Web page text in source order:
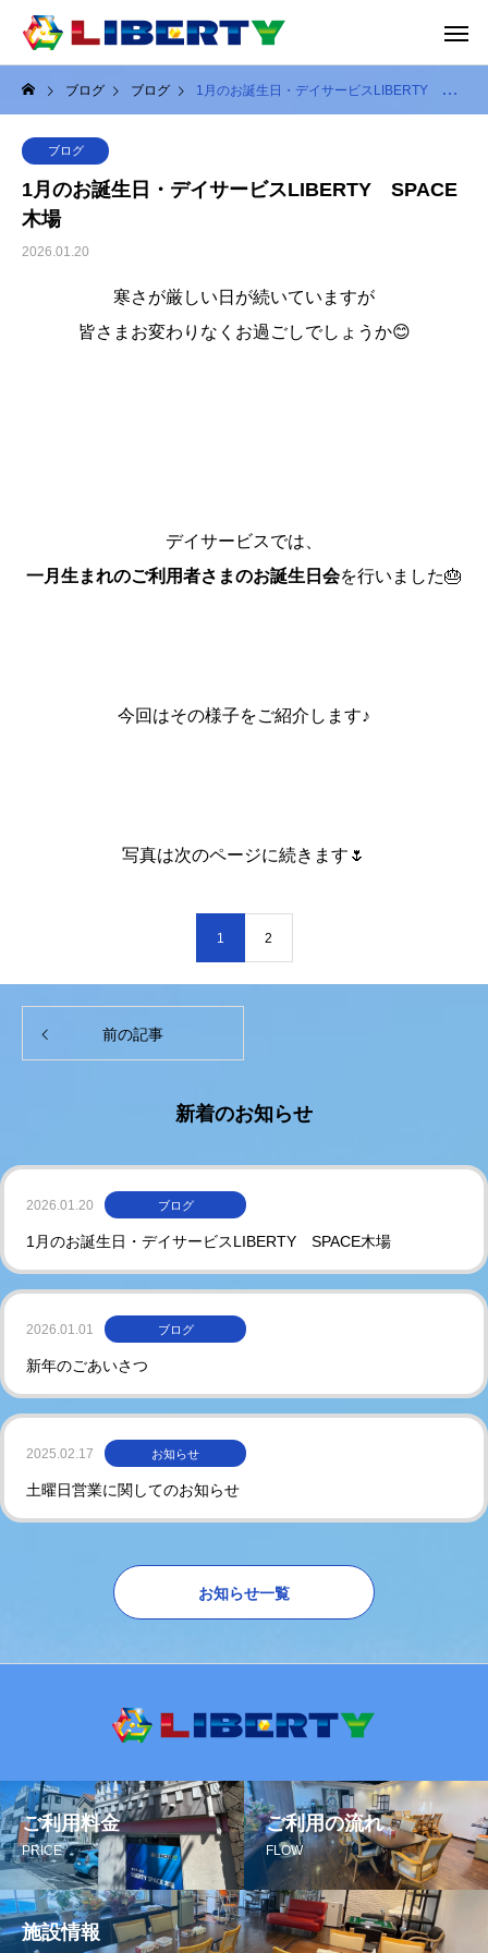
ブログ ブログ 1月のお誕生日・デイサービスLIBERTY SPACE木場
ブログ
1月のお誕生日・デイサービスLIBERTY SPACE
木場
2026.01.20
寒さが厳しい日が続いていますが
皆さまお変わりなくお過ごしでしょうか😊
デイサービスでは、
一月生まれのご利用者さまのお誕生日会を行いました🎂
今回はその様子をご紹介します♪
写真は次のページに続きます🌷
1 2
前の記事
新着のお知らせ
2026.01.20 ブログ
1月のお誕生日・デイサービスLIBERTY SPACE木場
2026.01.01 ブログ
新年のごあいさつ
2025.02.17 お知らせ
土曜日営業に関してのお知らせ
お知らせ一覧
ご利用料金
PRICE
ご利用の流れ
FLOW
施設情報